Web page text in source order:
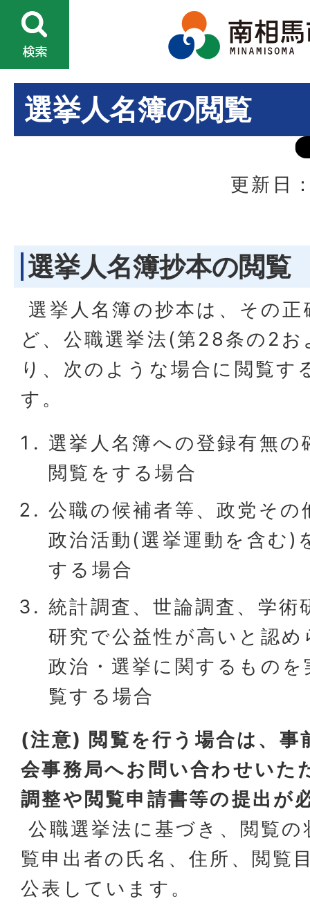
選挙人名簿の閲覧
更新日
選挙人名簿抄本の閲覧
選挙人名簿の抄本は、その
ど、公職選挙法(第28条の2
り、次のような場合に閲覧す
す。
選挙人名簿への登録有無
閲覧をする場合
公職の候補者等、政党その
政治活動(選挙運動を含む)
する場合
統計調査、世論調査、学術
研究で公益性が高いと認
政治・選挙に関するもの
覧する場合
(注意) 閲覧を行う場合は、事
会事務局へお問い合わせいた
調整や閲覧申請書等の提出が
公職選挙法に基づき、閲覧
覧申出者の氏名、住所、閲覧
公表しています。